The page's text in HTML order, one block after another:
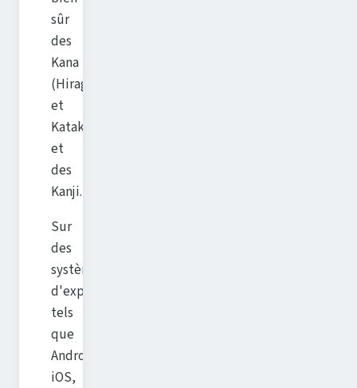
sûr
des
Kana
(Hiragana
et
Katakana)
et
des
Kanji.
Sur
des
systèmes
d'exploitation
tels
que
Android,
iOS,